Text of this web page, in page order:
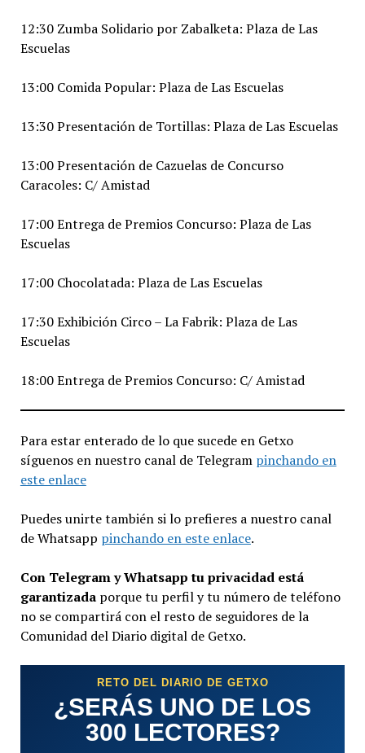
12:30 Zumba Solidario por Zabalketa: Plaza de Las
Escuelas
13:00 Comida Popular: Plaza de Las Escuelas
13:30 Presentación de Tortillas: Plaza de Las Escuelas
13:00 Presentación de Cazuelas de Concurso
Caracoles: C/ Amistad
17:00 Entrega de Premios Concurso: Plaza de Las
Escuelas
17:00 Chocolatada: Plaza de Las Escuelas
17:30 Exhibición Circo – La Fabrik: Plaza de Las
Escuelas
18:00 Entrega de Premios Concurso: C/ Amistad
Para estar enterado de lo que sucede en Getxo
síguenos en nuestro canal de Telegram pinchando en
este enlace
Puedes unirte también si lo prefieres a nuestro canal
de Whatsapp pinchando en este enlace.
Con Telegram y Whatsapp tu privacidad está
garantizada porque tu perfil y tu número de teléfono
no se compartirá con el resto de seguidores de la
Comunidad del Diario digital de Getxo.
RETO DEL DIARIO DE GETXO
¿SERÁS UNO DE LOS
300 LECTORES?